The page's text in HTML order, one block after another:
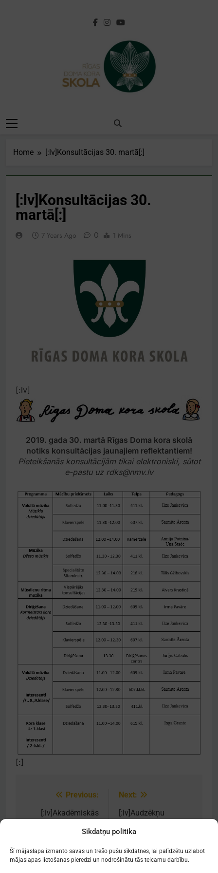
Sīkdatņu politika
Šī mājaslapa izmanto savas un trešo pušu sīkdatnes, lai palīdzētu uzlabot
mājaslapas lietošanas pieredzi un nodrošinātu tās teicamu darbību.
Kora
Skola[:en]Riga
Home [:lv]Konsultācijas 30. martā[:]
[:lv]Konsultācijas 30.
martā[:]
7 Years Ago 0 1 Mins
[:lv]
2019. gada 30. martā Rīgas Doma kora skolā
notiks konsultācijas jaunajiem reflektantiem!
Pieteikšanās konsultācijām tikai elektroniski, sūtot
e-pastu uz rdks@nmv.lv
[:]
navigation
Previous:
[:lv]Akadēmiskās
vokālo ansambļu
konkurss[:]
Next:
[:lv]Audzēkņu